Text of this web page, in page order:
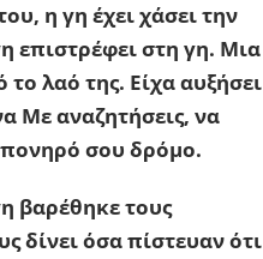
η γη έχει χάσει την
επιστρέφει στη γη. Μια
λαό της. Είχα αυξήσει
Με αναζητήσεις, να
πονηρό σου δρόμο.
βαρέθηκε τους
δίνει όσα πίστευαν ότι